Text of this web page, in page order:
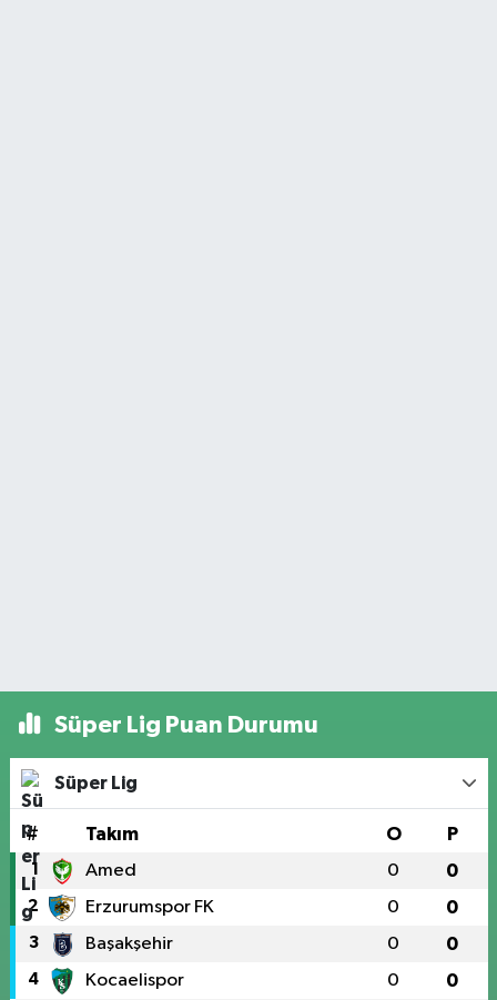
Süper Lig Puan Durumu
Süper Lig
# Takım O P
1 Amed 0 0
2 Erzurumspor FK 0 0
3 Başakşehir 0 0
4 Kocaelispor 0 0